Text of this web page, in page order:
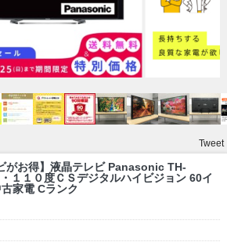
Tweet
がお得】 液晶テレビ Panasonic TH-
１１０度ＣＳデジタルハイビジョン 60イ
家電 Cランク